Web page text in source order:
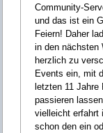
Community-
und das ist ein
Feiern! Daher
in den nächsten
herzlich zu
Events ein, mit
letzten 11 Jahre
passieren
vielleicht erfahrt
schon den ein